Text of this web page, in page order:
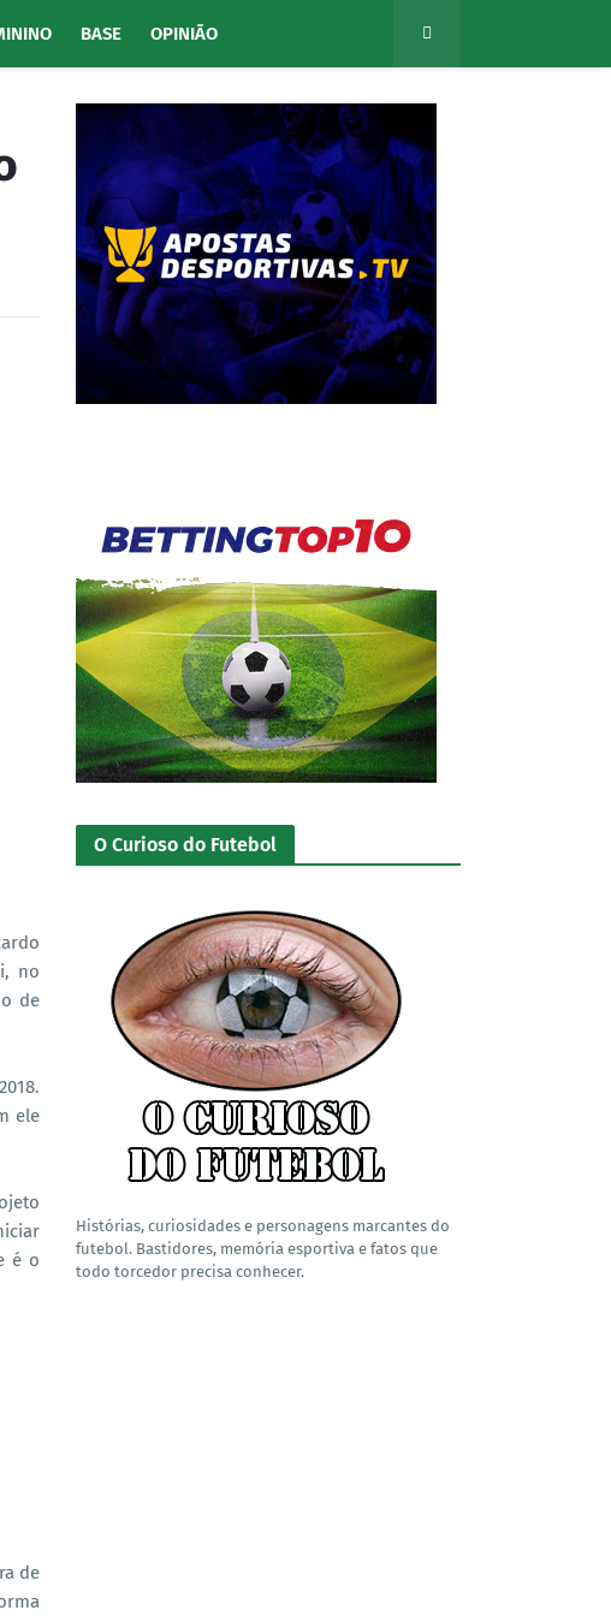
BASE OPINIÃO
no
de
ele
é o
de
O Curioso do Futebol
Histórias, curiosidades e personagens marcantes do
futebol. Bastidores, memória esportiva e fatos que
todo torcedor precisa conhecer.